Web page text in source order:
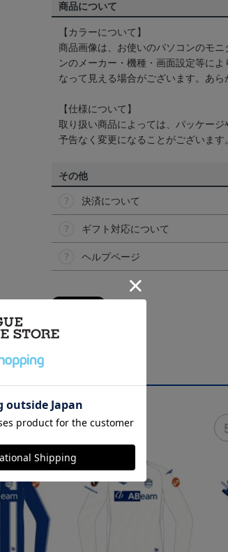
商品について
【カラーについて】
商品画像は、お使いのパソコンのモニ
ンのメーカー・機種・画面設定等に
なって見える場合がございます。あら
【仕様について】
取り扱い商品によっては、パッケー
予告なく変更になることがございます。
その他
決済について
ギフト対応について
ヘルプページ